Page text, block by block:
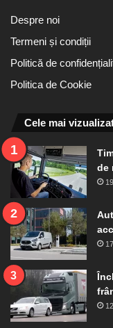
Despre noi
Termeni și condiții
Politică de
Politica de Cookie
Cele mai
de